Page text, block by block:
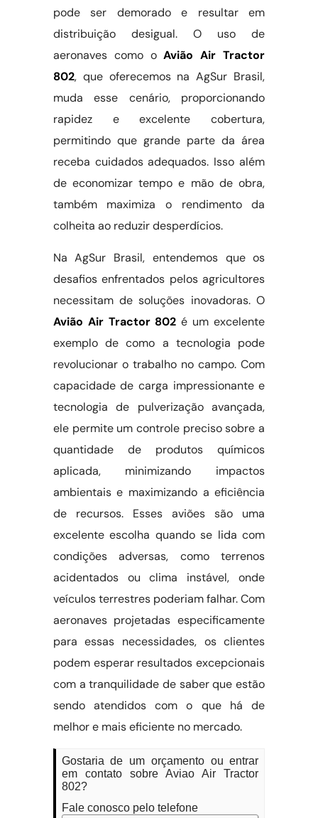
pode ser demorado e resultar em
distribuição desigual. O uso de
aeronaves como oAvião Air Tractor
802, que oferecemos na AgSur Brasil,
muda esse cenário, proporcionando
rapidez e excelente cobertura,
permitindo que grande parte da área
receba cuidados adequados. Isso além
de economizar tempo e mão de obra,
também maximiza o rendimento da
colheita ao reduzir desperdícios.
Na AgSur Brasil, entendemos que os
desafios enfrentados pelos agricultores
necessitam de soluções inovadoras. O
Avião Air Tractor 802 é um excelente
exemplo de como a tecnologia pode
revolucionar o trabalho no campo. Com
capacidade de carga impressionante e
tecnologia de pulverização avançada,
ele permite um controle preciso sobre a
quantidade de produtos químicos
aplicada, minimizando impactos
ambientais e maximizando a eficiência
de recursos. Esses aviões são uma
excelente escolha quando se lida com
condições adversas, como terrenos
acidentados ou clima instável, onde
veículos terrestres poderiam falhar. Com
aeronaves projetadas especificamente
para essas necessidades, os clientes
podem esperar resultados excepcionais
com a tranquilidade de saber que estão
sendo atendidos com o que há de
melhor e mais eficiente no mercado.
Gostaria de um orçamento ou entrar
em contato sobre Aviao Air Tractor
802?
Fale conosco pelo telefone